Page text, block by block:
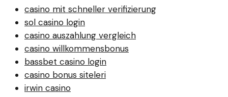
casino mit schneller verifizierung
sol casino login
casino auszahlung vergleich
casino willkommensbonus
bassbet casino login
casino bonus siteleri
irwin casino